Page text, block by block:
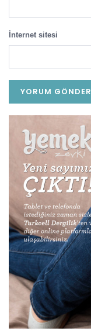
İnternet sitesi